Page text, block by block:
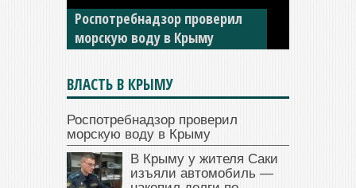
накопил долги по штрафам
ГИБДД
ВЛАСТЬ В КРЫМУ
Роспотребнадзор проверил
морскую воду в Крыму
В Крыму у жителя Саки
изъяли автомобиль —